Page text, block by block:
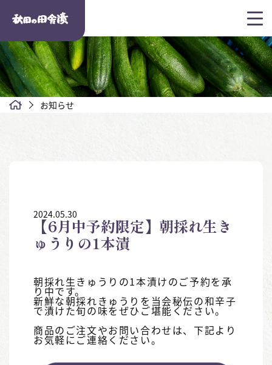
お知らせ
2024.05.30
【6月中予約限定】朝採れ生き
ゅうりの1本漬
朝採れ生きゅうりの1本漬けのご予約を承
り中です。
新鮮な朝採れきゅうりを当会秘伝の和辛子
で漬けた旬の味をぜひご堪能ください。
商品のご注文やお問い合わせは、下記より
お気軽にご連絡ください。